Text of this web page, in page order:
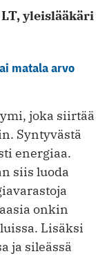
yleislääkäri
matala arvo
joka siirtää
Syntyvästä
energiaa.
siis luoda
onkin
Lisäksi
ja sileässä